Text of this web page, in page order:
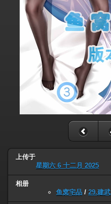
上传于
星期六 6 十二月 2025
相册
鱼窝宅品 / 29.建武